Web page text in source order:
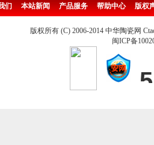
们 本站新闻 产品服务 帮助中心 版权
版权所有 (C) 2006-2014 中华陶瓷网
闽ICP备